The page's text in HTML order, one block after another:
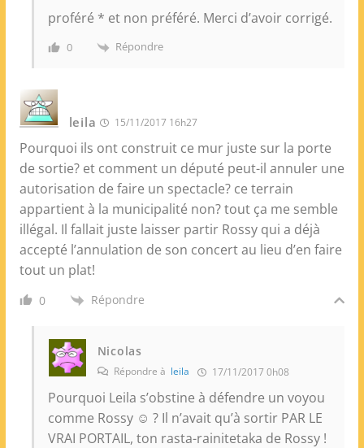
proféré * et non préféré. Merci d’avoir corrigé.
0 Répondre
leila 15/11/2017 16h27
Pourquoi ils ont construit ce mur juste sur la porte
de sortie? et comment un député peut-il annuler une
autorisation de faire un spectacle? ce terrain
appartient à la municipalité non? tout ça me semble
illégal. Il fallait juste laisser partir Rossy qui a déjà
accepté l’annulation de son concert au lieu d’en faire
tout un plat!
0 Répondre
Nicolas
Répondre à leila 17/11/2017 0h08
Pourquoi Leila s’obstine à défendre un voyou
comme Rossy ☺ ? Il n’avait qu’à sortir PAR LE
VRAI PORTAIL, ton rasta-rainitetaka de Rossy !